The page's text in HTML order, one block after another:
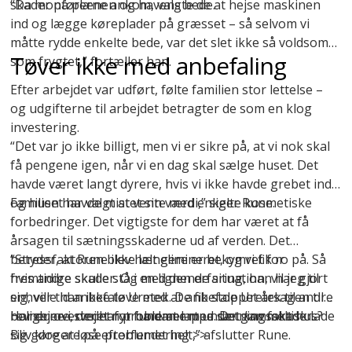
skader på plænen og havens bede.
“Da montørerne ankom, valgte de at hejse maskinen
ind og lægge køreplader på græsset – så selvom vi
måtte rydde enkelte bede, var det slet ikke så voldsomt
som frygtet,” fortæller han.
Tøver ikke med anbefaling
Efter arbejdet var udført, følte familien stor lettelse –
og udgifterne til arbejdet betragter de som en klog
investering.
“Det var jo ikke billigt, men vi er sikre på, at vi nok skal
få pengene igen, når vi en dag skal sælge huset. Det
havde været langt dyrere, hvis vi ikke havde grebet ind
og huset havde mistet sin værdi,” siger Rune.
Familien har valgt at vente med enkelte kosmetiske
forbedringer. Det vigtigste for dem har været at få
årsagen til sætningsskaderne ud af verden. Det
betyder, at Rune ikke længere er bekymret for
fremtidige skader. Og med den erfaring, han har gjort
sig, ville han ikke tøve med at anbefale Uretek til andre
boligejere, der har problemer med sætningsskader.
“Stressfaktoren blev helt elimineret, og vi fik ro på. Så
hvis andre skulle stå i en lignende situation, vil jeg til
enhver tid anbefale Uretek. De fik stoppet årsagen til
revnerne i stedet for bare at lappe. Detkanfaktisk lade
sig gøre at løse problemet helt,” afslutter Rune.
Har du overvejet nyt fundament under gammelt hus?
Bliv klogere påefterfundering >>